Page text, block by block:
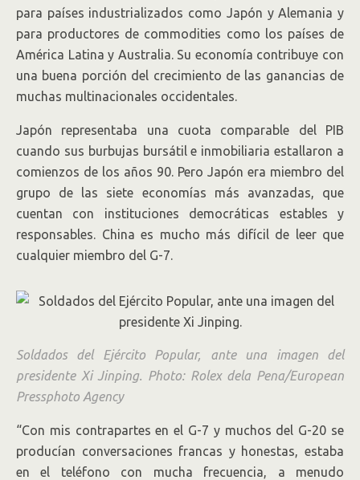
para países industrializados como Japón y Alemania y
para productores de commodities como los países de
América Latina y Australia. Su economía contribuye con
una buena porción del crecimiento de las ganancias de
muchas multinacionales occidentales.
Japón representaba una cuota comparable del PIB
cuando sus burbujas bursátil e inmobiliaria estallaron a
comienzos de los años 90. Pero Japón era miembro del
grupo de las siete economías más avanzadas, que
cuentan con instituciones democráticas estables y
responsables. China es mucho más difícil de leer que
cualquier miembro del G-7.
Soldados del Ejército Popular, ante una imagen del
presidente Xi Jinping. Photo: Rolex dela Pena/European
Pressphoto Agency
“Con mis contrapartes en el G-7 y muchos del G-20 se
producían conversaciones francas y honestas, estaba
en el teléfono con mucha frecuencia, a menudo